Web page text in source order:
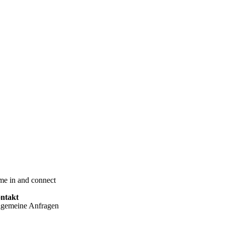
in and connect
Anfragen